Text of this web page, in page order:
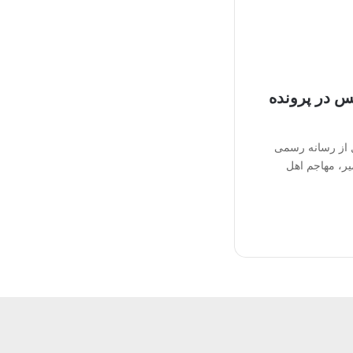
در پرونده
از رسانه رسمی
مهاجم اهل